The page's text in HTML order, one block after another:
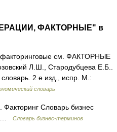
ФАКТОРНЫЕ" в
см. ФАКТОРНЫЕ
Л.Ш., Стародубцева Е.Б..
2 е изд., испр. М.:
словарь
Словарь бизнес
…
Словарь бизнес-терминов